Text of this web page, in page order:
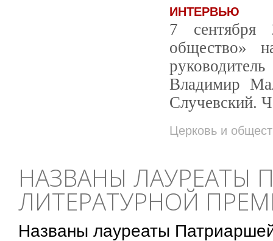
ИНТЕРВЬЮ
7 сентября
общество»
Владимир
Случевский.
Церковь и
НАЗВАНЫ ЛАУРЕАТЫ
ЛИТЕРАТУРНОЙ
Названы лауреаты